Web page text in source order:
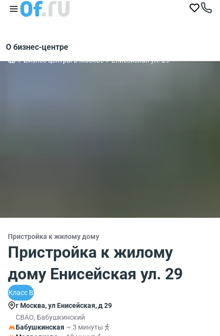
О бизнес-центре
Бизнес-центры в Москве Енисейская ул. 29
Пристройка к жилому дому
Пристройка к жилому
дому Енисейская ул. 29
Класс B
г Москва, ул Енисейская, д 29
СВАО, Бабушкинский
Бабушкинская ~ 3 минуты